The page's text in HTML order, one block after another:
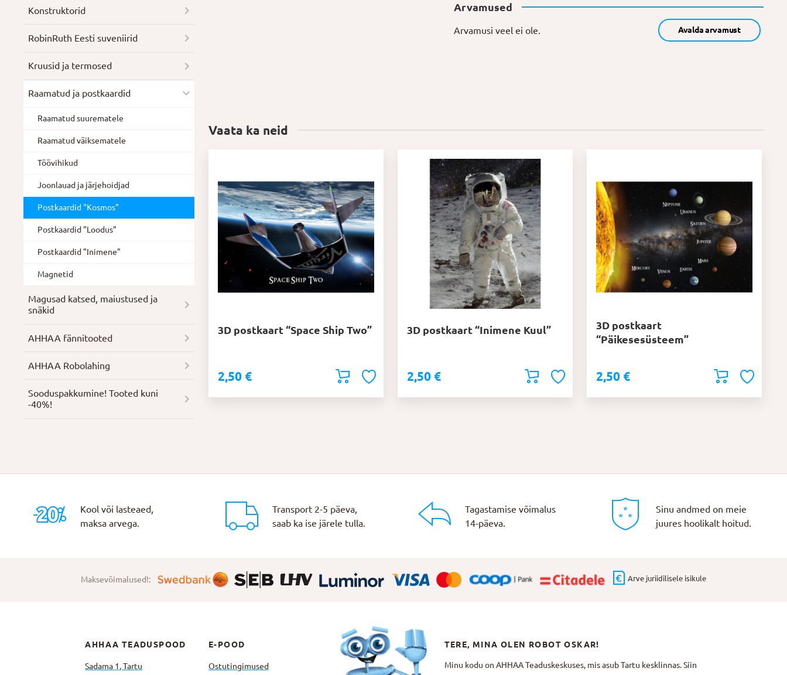
Arvamused
Arvamusi veel ei ole. Avalda arvamust
Vaata ka neid
3D postkaart “Space Ship Two”
2,50 €
3D postkaart “Inimene Kuul”
2,50 €
3D postkaart
“Päikesesüsteem”
2,50 €
Konstruktorid
RobinRuth Eesti suveniirid
Kruusid ja termosed
Raamatud ja postkaardid
Raamatud suurematele
Raamatud väiksematele
Töövihikud
Joonlauad ja järjehoidjad
Postkaardid "Kosmos"
Postkaardid "Loodus"
Postkaardid "Inimene"
Magnetid
Magusad katsed, maiustused ja
snäkid
AHHAA fännitooted
AHHAA Robolahing
Soodus­pakkumine! Tooted kuni
-40%!
Kool või lasteaed,
maksa arvega.
Transport 2-5 päeva,
saab ka ise järele tulla.
Tagastamise võimalus
14-päeva.
Sinu andmed on meie
juures hoolikalt hoitud.
Maksevõimalused!: Arve juriidilisele isikule
AHHAA TEADUSPOOD
Sadama 1, Tartu
E-POOD
Ostutingimused
TERE, MINA OLEN ROBOT OSKAR!
Minu kodu on AHHAA Teaduskeskuses, mis asub Tartu kesklinnas. Siin